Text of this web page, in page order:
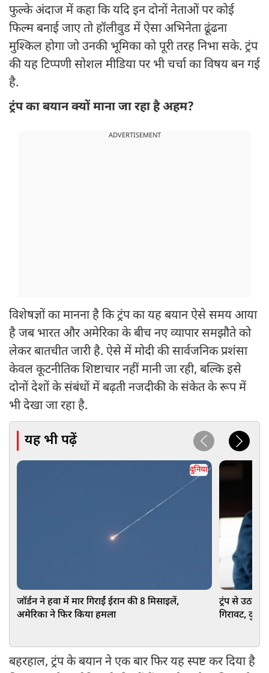
फुल्के अंदाज में कहा कि यदि इन दोनों नेताओं पर कोई
फिल्म बनाई जाए तो हॉलीवुड में ऐसा अभिनेता ढूंढना
मुश्किल होगा जो उनकी भूमिका को पूरी तरह निभा सके. ट्रंप
की यह टिप्पणी सोशल मीडिया पर भी चर्चा का विषय बन गई
है.
ट्रंप का बयान क्यों माना जा रहा है अहम?
ADVERTISEMENT
विशेषज्ञों का मानना है कि ट्रंप का यह बयान ऐसे समय आया
है जब भारत और अमेरिका के बीच नए व्यापार समझौते को
लेकर बातचीत जारी है. ऐसे में मोदी की सार्वजनिक प्रशंसा
केवल कूटनीतिक शिष्टाचार नहीं मानी जा रही, बल्कि इसे
दोनों देशों के संबंधों में बढ़ती नजदीकी के संकेत के रूप में
भी देखा जा रहा है.
यह भी पढ़ें
दुनिया
जॉर्डन ने हवा में मार गिराईं ईरान की 8 मिसाइलें,
अमेरिका ने फिर किया हमला
ट्रंप से उठा
गिरावट,
बहरहाल, ट्रंप के बयान ने एक बार फिर यह स्पष्ट कर दिया है